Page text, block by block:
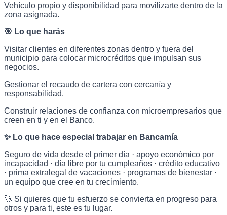
Vehículo propio y disponibilidad para movilizarte dentro de la
zona asignada.
🎯 Lo que harás
Visitar clientes en diferentes zonas dentro y fuera del
municipio para colocar microcréditos que impulsan sus
negocios.
Gestionar el recaudo de cartera con cercanía y
responsabilidad.
Construir relaciones de confianza con microempresarios que
creen en ti y en el Banco.
✨ Lo que hace especial trabajar en Bancamía
Seguro de vida desde el primer día · apoyo económico por
incapacidad · día libre por tu cumpleaños · crédito educativo
· prima extralegal de vacaciones · programas de bienestar ·
un equipo que cree en tu crecimiento.
🚀 Si quieres que tu esfuerzo se convierta en progreso para
otros y para ti, este es tu lugar.